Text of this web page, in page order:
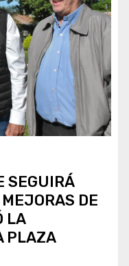
SEGUIRÁ
DE
LA
PLAZA